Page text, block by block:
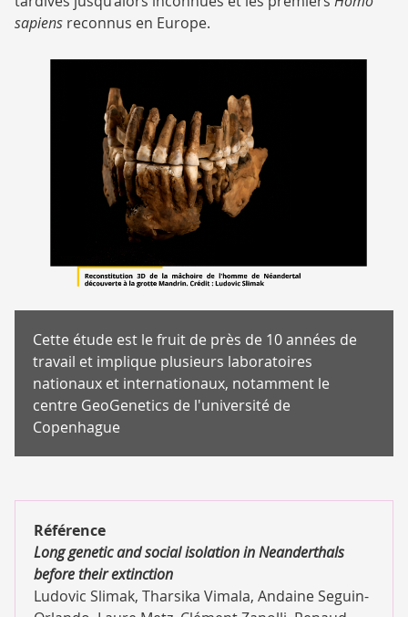
sapiens reconnus en Europe.
Cette étude est le fruit de près de 10 années de
travail et implique plusieurs laboratoires
nationaux et internationaux, notamment le
centre GeoGenetics de l'université de
Copenhague
Référence
Long genetic and social isolation in Neanderthals
before their extinction
Ludovic Slimak, Tharsika Vimala, Andaine Seguin-